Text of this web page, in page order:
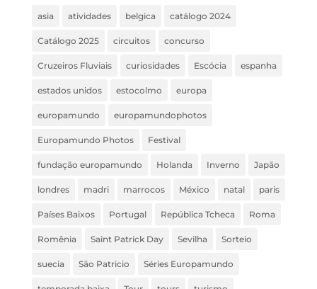
asia atividades belgica catálogo 2024
Catálogo 2025 circuitos concurso
Cruzeiros Fluviais curiosidades Escócia espanha
estados unidos estocolmo europa
europamundo europamundophotos
Europamundo Photos Festival
fundação europamundo Holanda Inverno Japão
londres madri marrocos México natal paris
Países Baixos Portugal República Tcheca Roma
Romênia Saint Patrick Day Sevilha Sorteio
suecia São Patricio Séries Europamundo